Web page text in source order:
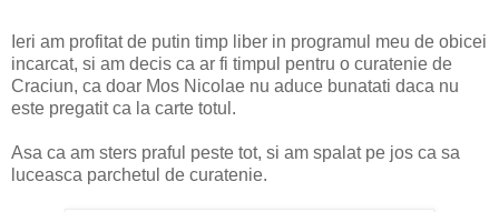
Ieri am profitat de putin timp liber in programul meu de obicei
incarcat, si am decis ca ar fi timpul pentru o curatenie de
Craciun, ca doar Mos Nicolae nu aduce bunatati daca nu
este pregatit ca la carte totul.
Asa ca am sters praful peste tot, si am spalat pe jos ca sa
luceasca parchetul de curatenie.